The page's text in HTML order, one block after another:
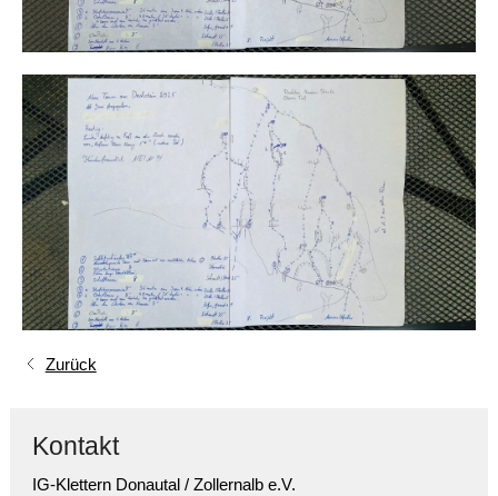
Zurück
Kontakt
IG-Klettern Donautal / Zollernalb e.V.